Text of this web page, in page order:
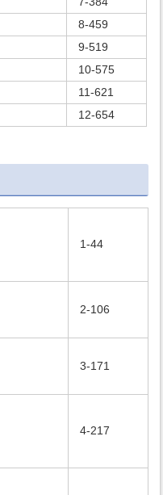
8-459
9-519
10-575
11-621
12-654
1-44
2-106
3-171
4-217